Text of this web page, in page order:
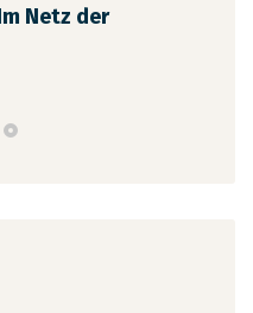
Netz der